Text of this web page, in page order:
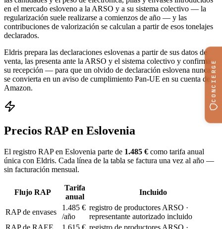
en el mercado esloveno a la ARSO y a su sistema colectivo — la
regularización suele realizarse a comienzos de año — y las
contribuciones de valorización se calculan a partir de esos tonelajes
declarados.
Eldris prepara las declaraciones eslovenas a partir de sus datos de
venta, las presenta ante la ARSO y el sistema colectivo y confirma
su recepción — para que un olvido de declaración eslovena nunca
se convierta en un aviso de cumplimiento Pan-UE en su cuenta de
Amazon.
Precios RAP en Eslovenia
El registro RAP en Eslovenia parte de 1.485 € como tarifa anual
única con Eldris. Cada línea de la tabla se factura una vez al año —
sin facturación mensual.
Flujo RAP
Tarifa
anual
Incluido
RAP de envases
1.485 €
/año
registro de productores ARSO ·
representante autorizado incluido
RAP de RAEE
1.615 € registro de productores ARSO ·
CONCIERGE